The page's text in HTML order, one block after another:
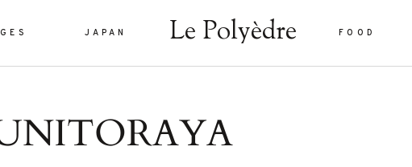
JAPAN Le Polyèdre FOOD
Le Polyèdre